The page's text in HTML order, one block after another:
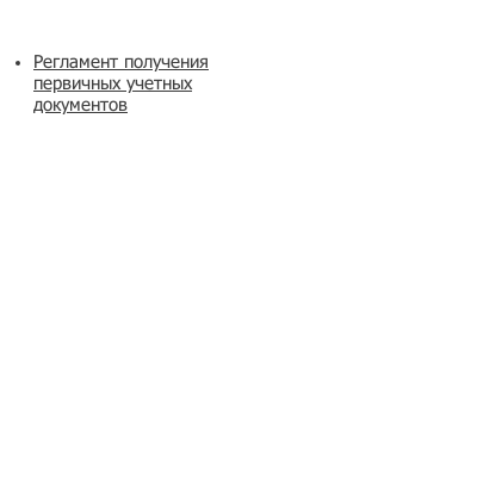
Регламент получения
первичных учетных
документов